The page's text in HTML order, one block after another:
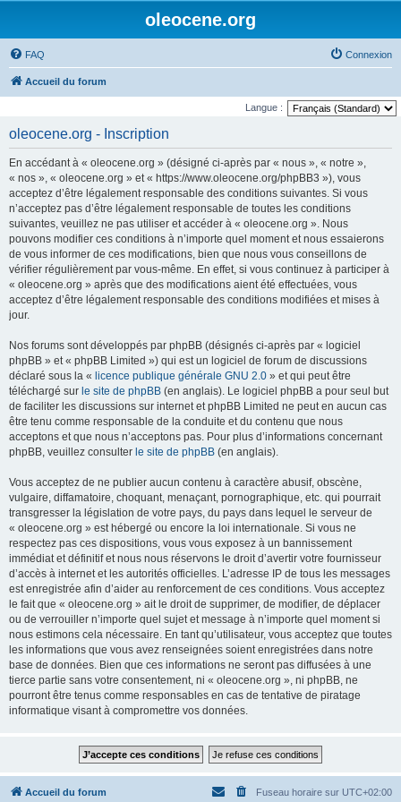
oleocene.org
FAQ Connexion
Accueil du forum
Langue :
oleocene.org - Inscription
En accédant à « oleocene.org » (désigné ci-après par « nous », « notre »,
« nos », « oleocene.org » et « https://www.oleocene.org/phpBB3 »), vous
acceptez d’être légalement responsable des conditions suivantes. Si vous
n’acceptez pas d’être légalement responsable de toutes les conditions
suivantes, veuillez ne pas utiliser et accéder à « oleocene.org ». Nous
pouvons modifier ces conditions à n’importe quel moment et nous essaierons
de vous informer de ces modifications, bien que nous vous conseillons de
vérifier régulièrement par vous-même. En effet, si vous continuez à participer à
« oleocene.org » après que des modifications aient été effectuées, vous
acceptez d’être légalement responsable des conditions modifiées et mises à
jour.
Nos forums sont développés par phpBB (désignés ci-après par « logiciel
phpBB » et « phpBB Limited ») qui est un logiciel de forum de discussions
déclaré sous la « licence publique générale GNU 2.0 » et qui peut être
téléchargé sur le site de phpBB (en anglais). Le logiciel phpBB a pour seul but
de faciliter les discussions sur internet et phpBB Limited ne peut en aucun cas
être tenu comme responsable de la conduite et du contenu que nous
acceptons et que nous n’acceptons pas. Pour plus d’informations concernant
phpBB, veuillez consulter le site de phpBB (en anglais).
Vous acceptez de ne publier aucun contenu à caractère abusif, obscène,
vulgaire, diffamatoire, choquant, menaçant, pornographique, etc. qui pourrait
transgresser la législation de votre pays, du pays dans lequel le serveur de
« oleocene.org » est hébergé ou encore la loi internationale. Si vous ne
respectez pas ces dispositions, vous vous exposez à un bannissement
immédiat et définitif et nous nous réservons le droit d’avertir votre fournisseur
d’accès à internet et les autorités officielles. L’adresse IP de tous les messages
est enregistrée afin d’aider au renforcement de ces conditions. Vous acceptez
le fait que « oleocene.org » ait le droit de supprimer, de modifier, de déplacer
ou de verrouiller n’importe quel sujet et message à n’importe quel moment si
nous estimons cela nécessaire. En tant qu’utilisateur, vous acceptez que toutes
les informations que vous avez renseignées soient enregistrées dans notre
base de données. Bien que ces informations ne seront pas diffusées à une
tierce partie sans votre consentement, ni « oleocene.org », ni phpBB, ne
pourront être tenus comme responsables en cas de tentative de piratage
informatique visant à compromettre vos données.
Accueil du forum Fuseau horaire sur UTC+02:00